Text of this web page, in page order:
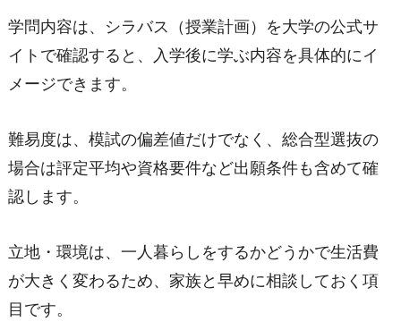
学問内容は、シラバス（授業計画）を大学の公式サ
イトで確認すると、入学後に学ぶ内容を具体的にイ
メージできます。
難易度は、模試の偏差値だけでなく、総合型選抜の
場合は評定平均や資格要件など出願条件も含めて確
認します。
立地・環境は、一人暮らしをするかどうかで生活費
が大きく変わるため、家族と早めに相談しておく項
目です。